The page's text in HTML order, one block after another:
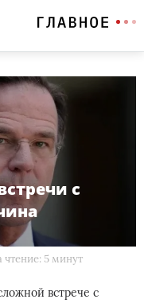
с
чтение: 5 минут
встрече с